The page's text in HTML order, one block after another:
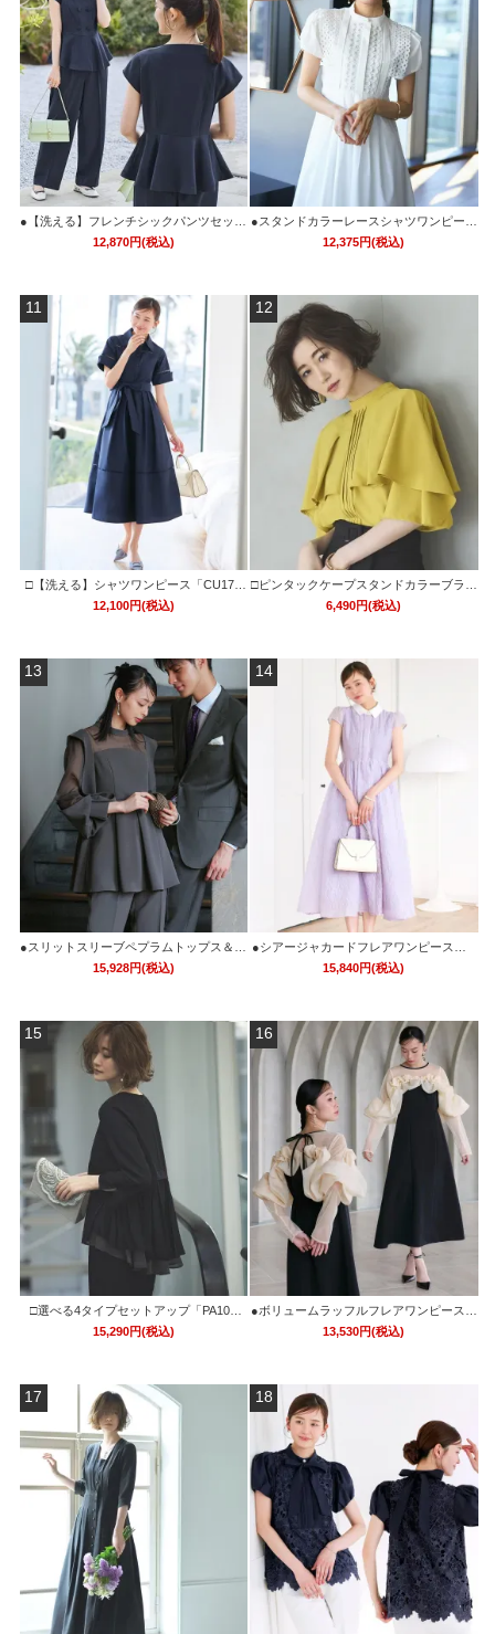
●【洗える】フレンチシックパンツセット
アップ 「CPA1507」
12,870円(税込)
●スタンドカラーレースシャツワンピース
「CU1549」
12,375円(税込)
11
□【洗える】シャツワンピース「CU173
3」
12,100円(税込)
12
□ピンタックケープスタンドカラーブラウ
ス「T1119」/ 学校行事・通勤・ビジネ
6,490円(税込)
13
●スリットスリーブペプラムトップス＆テ
ーパードパンツセットアップ「PA1413」/
15,928円(税込)
14
●シアージャカードフレアワンピース「C
U1745」
15,840円(税込)
15
□選べる4タイプセットアップ「PA108
1」/ フォーマルセレモニー・入学式(入園
15,290円(税込)
16
●ボリュームラッフルフレアワンピースド
レス「U1711」/ 結婚式・披露宴・二次会
13,530円(税込)
17 18